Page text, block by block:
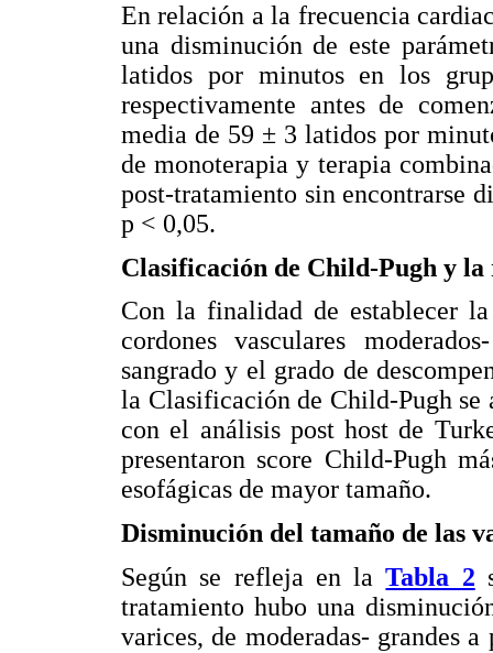
En relación a la frecuencia
una disminución de este
latidos por minutos en los
respectivamente antes de
media de 59 ± 3 latidos por
de monoterapia y terapia
post-tratamiento sin encontrarse
p < 0,05.
Clasificación de Child-Pugh y la
Con la finalidad de establecer
cordones vasculares
sangrado y el grado de
la Clasificación de Child-Pugh
con el análisis post host de
presentaron score Child-Pugh
esofágicas de mayor tamaño.
Disminución del tamaño de las
Según se refleja en laTabla 2
tratamiento hubo una
varices, de moderadas- grandes